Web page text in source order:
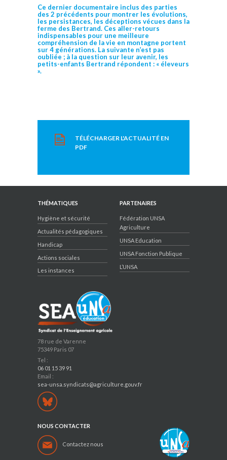
Ce dernier documentaire inclus des parties
des 2 précédents pour montrer les évolutions,
les persistances, les déceptions vécues dans la
ferme des Bertrand. Ces aller-retours
indispensables pour une meilleure
compréhension de la vie en montagne portent
sur 4 générations. La suivante n’est pas
oubliée ; à la question sur leur avenir, les
petits-enfants Bertrand répondent : « éleveurs
».
TÉLÉCHARGER L'ACTUALITÉ EN
PDF
78 rue de Varenne
75349 Paris 07
Tel :
06 01 15 39 91
Email :
sea-unsa.syndicats@agriculture.gouv.fr
THÉMATIQUES
Hygiène et sécurité
Actualités pédagogiques
Handicap
Actions sociales
Les instances
PARTENAIRES
Fédération UNSA
Agriculture
UNSA Education
UNSA Fonction Publique
L’UNSA
NOUS CONTACTER
Contactez nous